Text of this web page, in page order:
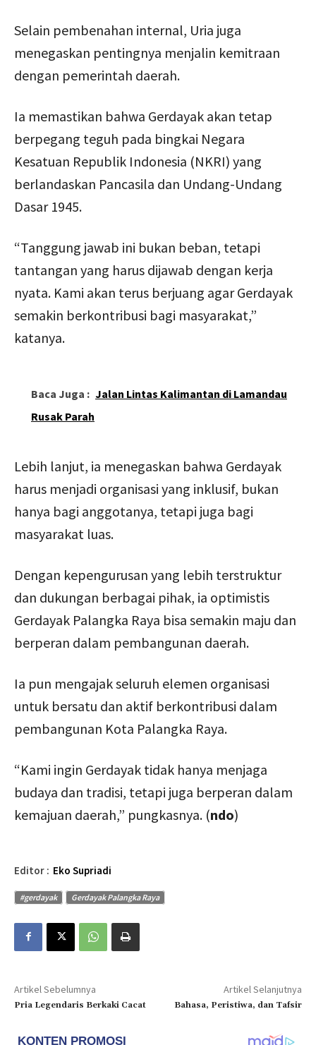
Selain pembenahan internal, Uria juga
menegaskan pentingnya menjalin kemitraan
dengan pemerintah daerah.
Ia memastikan bahwa Gerdayak akan tetap
berpegang teguh pada bingkai Negara
Kesatuan Republik Indonesia (NKRI) yang
berlandaskan Pancasila dan Undang-Undang
Dasar 1945.
“Tanggung jawab ini bukan beban, tetapi
tantangan yang harus dijawab dengan kerja
nyata. Kami akan terus berjuang agar Gerdayak
semakin berkontribusi bagi masyarakat,”
katanya.
Baca Juga : Jalan Lintas Kalimantan di Lamandau
Rusak Parah
Lebih lanjut, ia menegaskan bahwa Gerdayak
harus menjadi organisasi yang inklusif, bukan
hanya bagi anggotanya, tetapi juga bagi
masyarakat luas.
Dengan kepengurusan yang lebih terstruktur
dan dukungan berbagai pihak, ia optimistis
Gerdayak Palangka Raya bisa semakin maju dan
berperan dalam pembangunan daerah.
Ia pun mengajak seluruh elemen organisasi
untuk bersatu dan aktif berkontribusi dalam
pembangunan Kota Palangka Raya.
“Kami ingin Gerdayak tidak hanya menjaga
budaya dan tradisi, tetapi juga berperan dalam
kemajuan daerah,” pungkasnya. (ndo)
Editor : Eko Supriadi
#gerdayak Gerdayak Palangka Raya
Artikel Sebelumnya
Pria Legendaris Berkaki Cacat
Artikel Selanjutnya
Bahasa, Peristiwa, dan Tafsir